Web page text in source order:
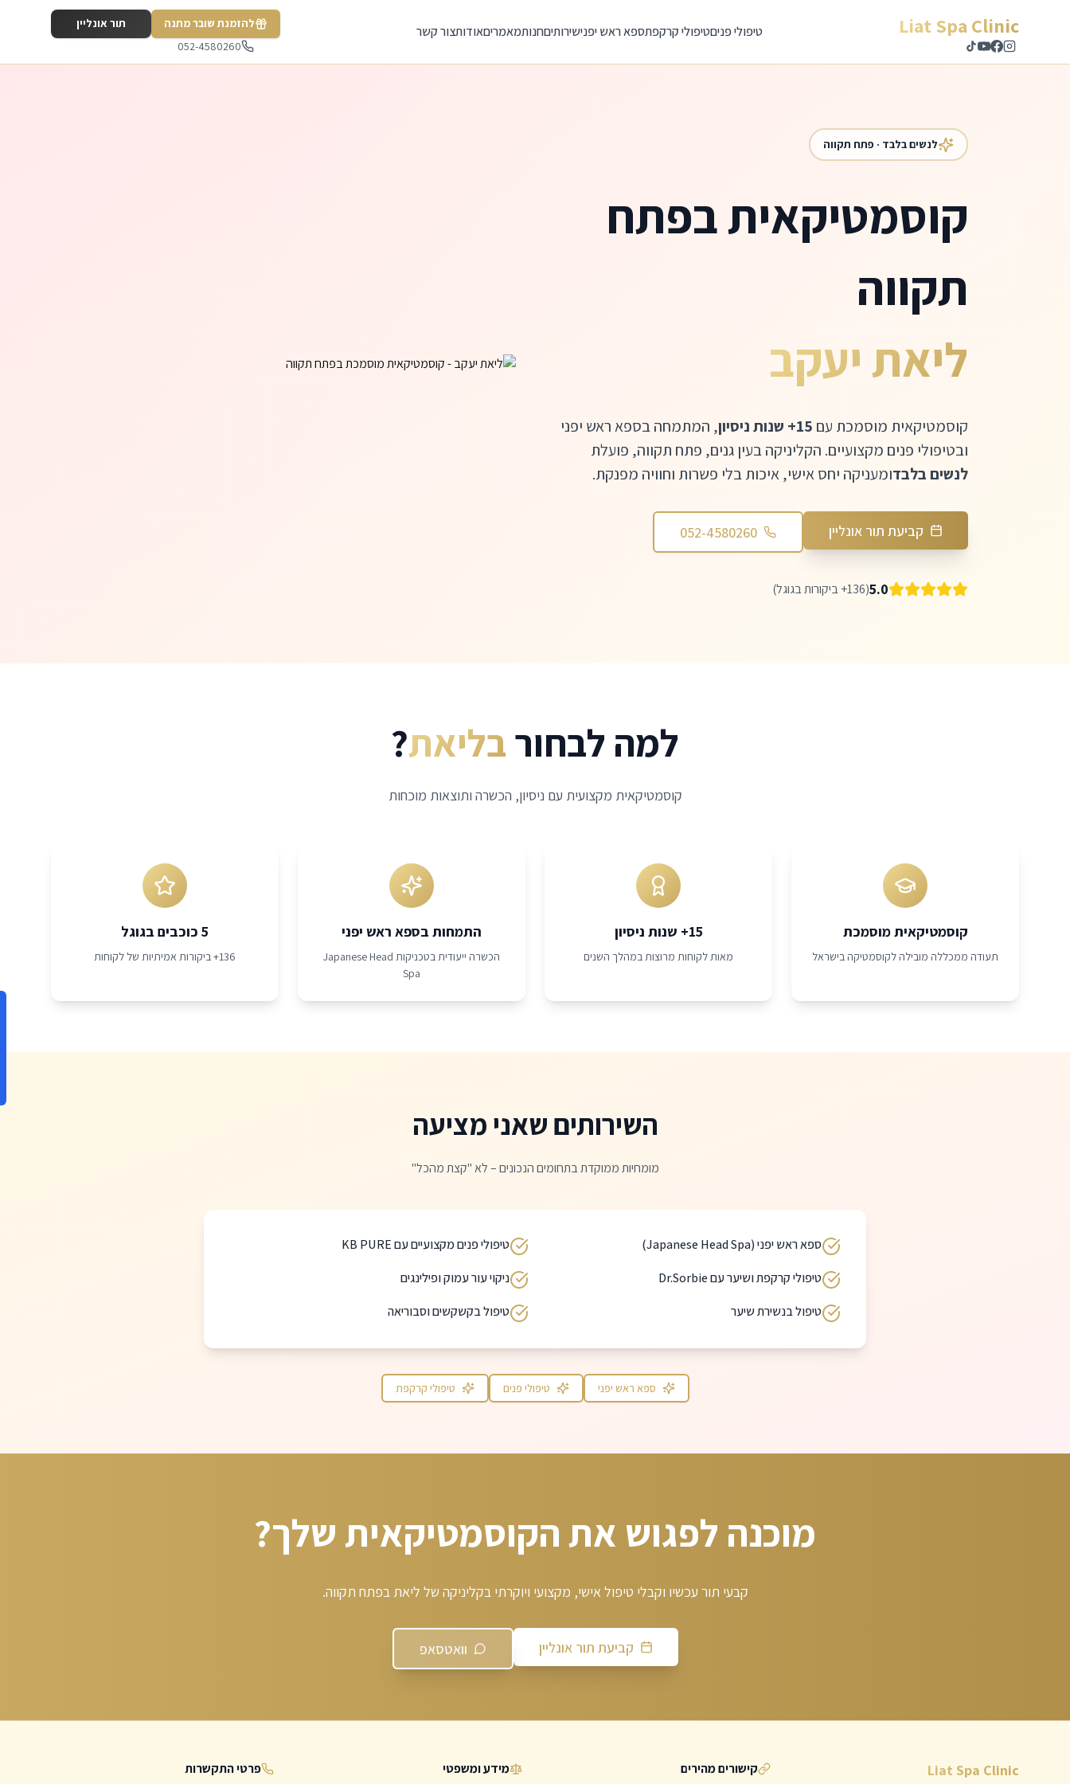
Liat Spa Clinic טיפולי פניםטיפולי קרקפתספא ראש יפנישירותיםחנותמאמריםאודותצור קשר
להזמנת שובר מתנה
052-4580260
תור אונליין
לנשים בלבד · פתח תקווה
קוסמטיקאית בפתח
תקווה
ליאת יעקב
קוסמטיקאית מוסמכת עם 15+ שנות ניסיון
, המתמחה בספא ראש יפני
ובטיפולי פנים מקצועיים. הקליניקה בעין גנים, פתח תקווה, פועלת
לנשים בלבדומעניקה יחס אישי, איכות בלי פשרות וחוויה מפנקת.
קביעת תור אונליין 052-4580260
5.0(136+ ביקורות בגוגל)
למה לבחורבליאת?
קוסמטיקאית מקצועית עם ניסיון, הכשרה ותוצאות מוכחות
קוסמטיקאית מוסמכת
תעודה ממכללה מובילה לקוסמטיקה בישראל
15+ שנות ניסיון
מאות לקוחות מרוצות במהלך השנים
התמחות בספא ראש יפני
הכשרה ייעודית בטכניקות Japanese Head
Spa
5 כוכבים בגוגל
136+ ביקורות אמיתיות של לקוחות
השירותים שאני מציעה
מומחיות ממוקדת בתחומים הנכונים – לא "קצת מהכל"
ספא ראש יפני (Japanese Head Spa)
טיפולי פנים מקצועיים עם KB PURE
טיפולי קרקפת ושיער עם Dr.Sorbie
ניקוי עור עמוק ופילינגים
טיפול בנשירת שיער
טיפול בקשקשים וסבוריאה
ספא ראש יפני טיפולי פנים טיפולי קרקפת
מוכנה לפגוש את הקוסמטיקאית שלך?
קבעי תור עכשיו וקבלי טיפול אישי, מקצועי ויוקרתי בקליניקה של ליאת בפתח תקווה.
קביעת תור אונליין וואטסאפ
Liat Spa Clinic קישורים מהירים מידע ומשפטי פרטי התקשרות